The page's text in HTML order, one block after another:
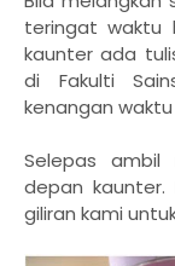
teringat waktu
kaunter ada
di Fakulti
kenangan
Selepas ambil
depan kaunter.
giliran kami